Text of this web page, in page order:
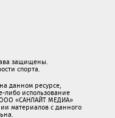
защищены.
спорта.
данном ресурсе,
использование
«САНЛАЙТ МЕДИА»
материалов с данного